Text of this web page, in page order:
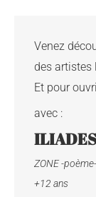
Venez
des artistes
Et pour
avec :
ILIADES
ZONE -